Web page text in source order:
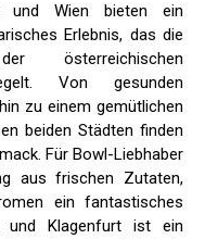
und Wien bieten ein
Erlebnis, das die
österreichischen
Von gesunden
zu einem gemütlichen
beiden Städten finden
Für Bowl-Liebhaber
aus frischen Zutaten,
ein fantastisches
und Klagenfurt ist ein